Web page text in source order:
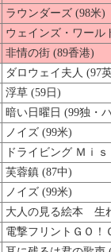
ラウンダーズ (98米)
ウェインズ・ワール
非情の街 (89香港)
ダロウェイ夫人 (97
浮草 (59日)
暗い日曜日 (99独・
ノイズ (99米)
ドライビング Ｍｉ
芙蓉鎮 (87中)
ノイズ (99米)
大人の見る絵本 生
電撃フリントＧＯ！